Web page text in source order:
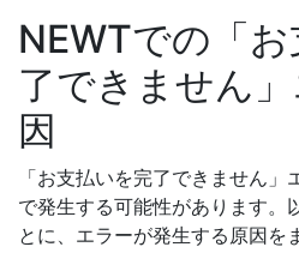
NEWTでの「
了できません
因
「お支払いを完了できません
で発生する可能性があります。
とに、エラーが発生する原因を